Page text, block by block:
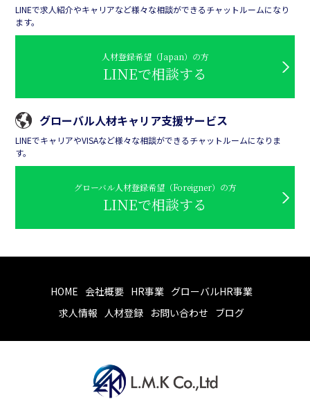
LINEで求人紹介やキャリアなど様々な相談ができるチャットルームになり
ます。
人材登録希望（Japan）の方
LINEで相談する
グローバル人材キャリア支援サービス
LINEでキャリアやVISAなど様々な相談ができるチャットルームになりま
す。
グローバル人材登録希望（Foreigner）の方
LINEで相談する
HOME 会社概要 HR事業 グローバルHR事業
求人情報 人材登録 お問い合わせ ブログ